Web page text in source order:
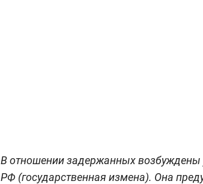
В отношении задержанных возбуждены
РФ (государственная измена). Она